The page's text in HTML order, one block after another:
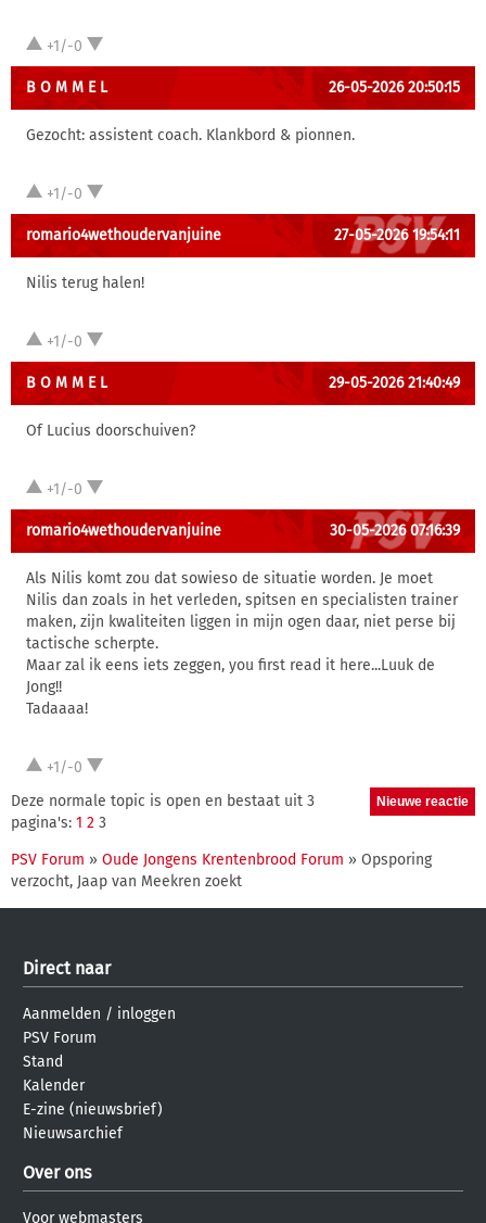
+1/-0
B O M M E L 26-05-2026 20:50:15
Gezocht: assistent coach. Klankbord & pionnen.
+1/-0
romario4wethoudervanjuine 27-05-2026 19:54:11
Nilis terug halen!
+1/-0
B O M M E L 29-05-2026 21:40:49
Of Lucius doorschuiven?
+1/-0
romario4wethoudervanjuine 30-05-2026 07:16:39
Als Nilis komt zou dat sowieso de situatie worden. Je moet
Nilis dan zoals in het verleden, spitsen en specialisten trainer
maken, zijn kwaliteiten liggen in mijn ogen daar, niet perse bij
tactische scherpte.
Maar zal ik eens iets zeggen, you first read it here...Luuk de
Jong!!
Tadaaaa!
+1/-0
Deze normale topic is open en bestaat uit 3
pagina's: 1 2 3
PSV Forum » Oude Jongens Krentenbrood Forum » Opsporing
verzocht, Jaap van Meekren zoekt
Direct naar
Aanmelden / inloggen
PSV Forum
Stand
Kalender
E-zine (nieuwsbrief)
Nieuwsarchief
Over ons
Voor webmasters